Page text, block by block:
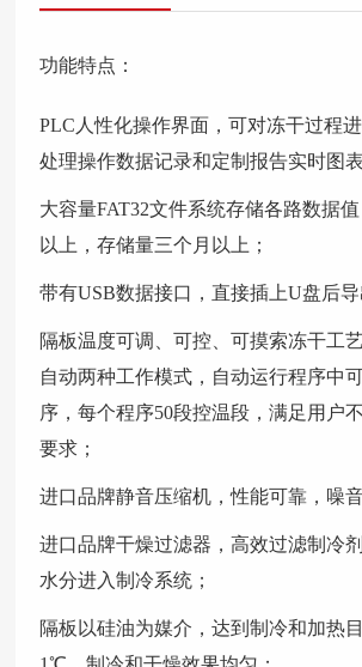
功能特点：
PLC人性化操作界面，可对冻干过程
处理操作数据记录和定制报告实时图表
大容量FAT32文件系统存储各路数据
以上，存储量三个月以上；
带有USB数据接口，直接插上U盘后导
隔板温度可调、可控、可摸索冻干工
自动两种工作模式，自动运行程序中
序，每个程序50段控温段，满足用户
要求；
进口品牌静音压缩机，性能可靠，噪音
进口品牌干燥过滤器，高效过滤制冷
水分进入制冷系统；
隔板以硅油为媒介，达到制冷和加热